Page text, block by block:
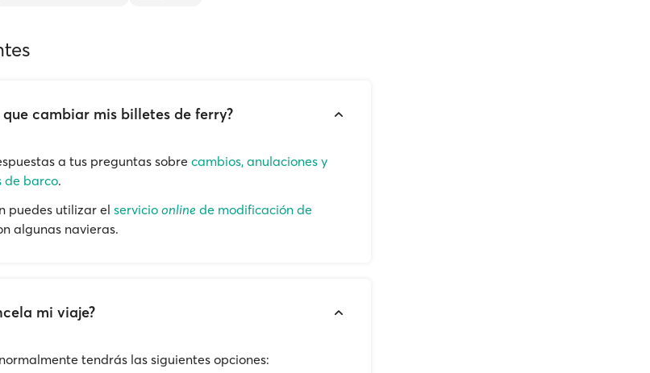
cambiar mis billetes de ferry?
a tus preguntas sobre cambios, anulaciones y
de barco.
puedes utilizar el servicio online de modificación de
algunas navieras.
mi viaje?
tendrás las siguientes opciones: